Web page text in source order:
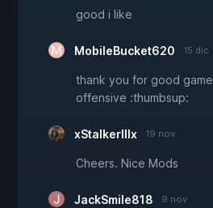
good i like
MobileBucket620 15 dic
thank you for good
offensive :thumbsup:
xStalkerIIIx 19 nov
Cheers. Nice Mods
JackSmile818 9 nov